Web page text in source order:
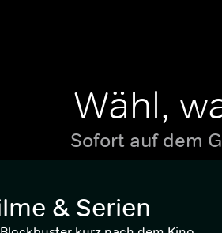
Wähl,
Sofort auf dem
& Serien